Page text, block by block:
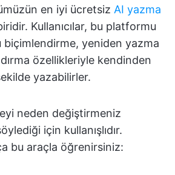
en iyi ücretsiz AI yazma
Kullanıcılar, bu platformu
biçimlendirme, yeniden yazma
özellikleriyle kendinden
yazabilirler.
neden değiştirmeniz
için kullanışlıdır.
bu araçla öğrenirsiniz: